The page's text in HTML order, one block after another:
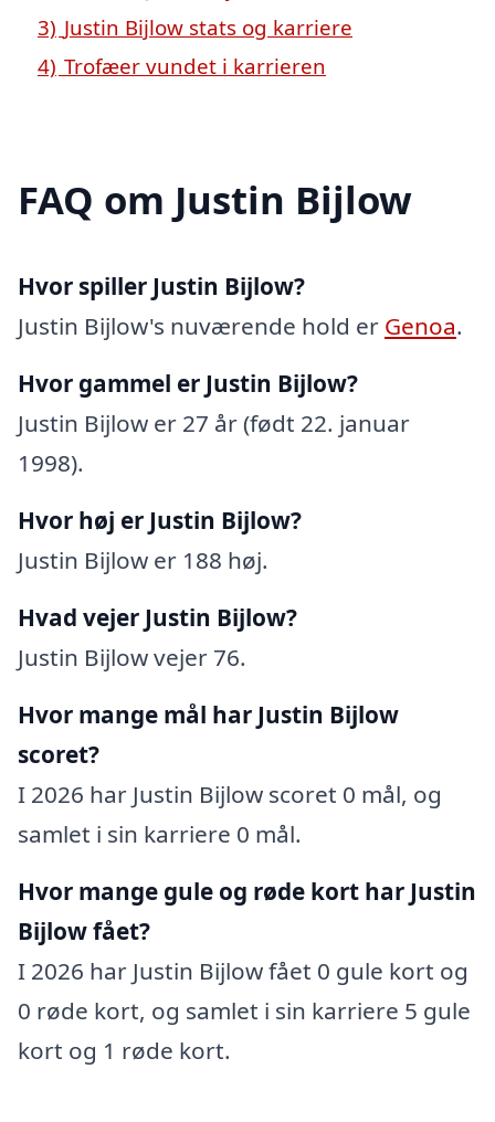
3) Justin Bijlow stats og karriere
4) Trofæer vundet i karrieren
FAQ om Justin Bijlow
Hvor spiller Justin Bijlow?
Justin Bijlow's nuværende hold er Genoa.
Hvor gammel er Justin Bijlow?
Justin Bijlow er 27 år (født 22. januar
1998).
Hvor høj er Justin Bijlow?
Justin Bijlow er 188 høj.
Hvad vejer Justin Bijlow?
Justin Bijlow vejer 76.
Hvor mange mål har Justin Bijlow
scoret?
I 2026 har Justin Bijlow scoret 0 mål, og
samlet i sin karriere 0 mål.
Hvor mange gule og røde kort har Justin
Bijlow fået?
I 2026 har Justin Bijlow fået 0 gule kort og
0 røde kort, og samlet i sin karriere 5 gule
kort og 1 røde kort.